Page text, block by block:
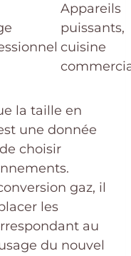
Appareils
puissants,
cuisine
la taille en
une donnée
choisir
gaz, il
les
au
du nouvel